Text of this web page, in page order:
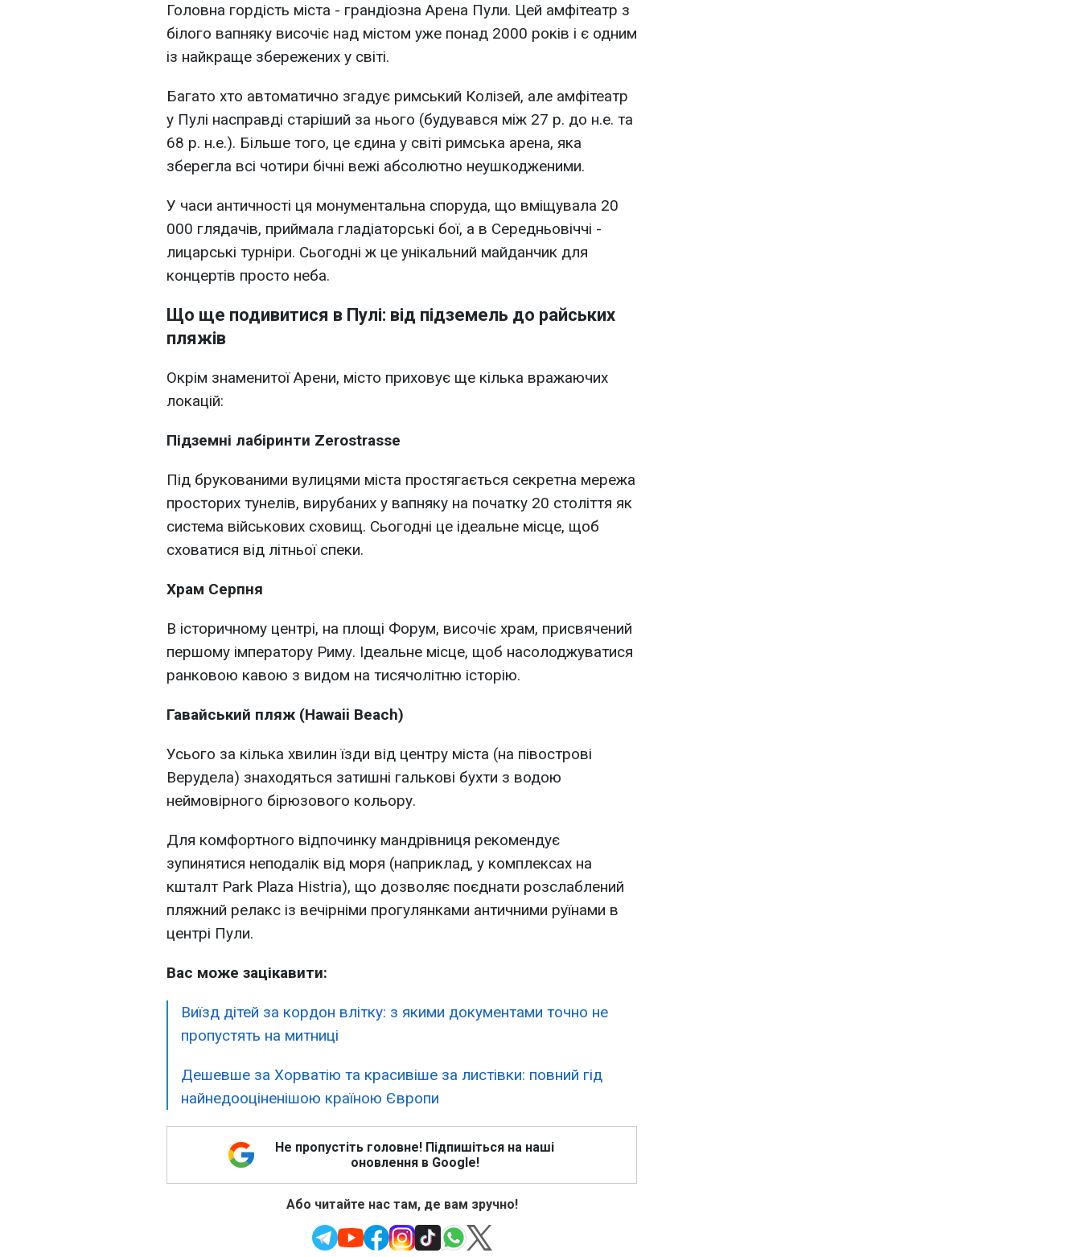
Головна гордість міста - грандіозна Арена Пули. Цей амфітеатр з
білого вапняку височіє над містом уже понад 2000 років і є одним
із найкраще збережених у світі.
Багато хто автоматично згадує римський Колізей, але амфітеатр
у Пулі насправді старіший за нього (будувався між 27 р. до н.е. та
68 р. н.е.). Більше того, це єдина у світі римська арена, яка
зберегла всі чотири бічні вежі абсолютно неушкодженими.
У часи античності ця монументальна споруда, що вміщувала 20
000 глядачів, приймала гладіаторські бої, а в Середньовіччі -
лицарські турніри. Сьогодні ж це унікальний майданчик для
концертів просто неба.
Що ще подивитися в Пулі: від підземель до райських
пляжів
Окрім знаменитої Арени, місто приховує ще кілька вражаючих
локацій:
Підземні лабіринти Zerostrasse
Під брукованими вулицями міста простягається секретна мережа
просторих тунелів, вирубаних у вапняку на початку 20 століття як
система військових сховищ. Сьогодні це ідеальне місце, щоб
сховатися від літньої спеки.
Храм Серпня
В історичному центрі, на площі Форум, височіє храм, присвячений
першому імператору Риму. Ідеальне місце, щоб насолоджуватися
ранковою кавою з видом на тисячолітню історію.
Гавайський пляж (Hawaii Beach)
Усього за кілька хвилин їзди від центру міста (на півострові
Верудела) знаходяться затишні галькові бухти з водою
неймовірного бірюзового кольору.
Для комфортного відпочинку мандрівниця рекомендує
зупинятися неподалік від моря (наприклад, у комплексах на
кшталт Park Plaza Histria), що дозволяє поєднати розслаблений
пляжний релакс із вечірніми прогулянками античними руїнами в
центрі Пули.
Вас може зацікавити:
Виїзд дітей за кордон влітку: з якими документами точно не
пропустять на митниці
Дешевше за Хорватію та красивіше за листівки: повний гід
найнедооціненішою країною Європи
Не пропустіть головне! Підпишіться на наші
оновлення в Google!
Або читайте нас там, де вам зручно!